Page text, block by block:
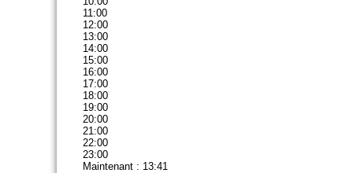
11:00
12:00
13:00
14:00
15:00
16:00
17:00
18:00
19:00
20:00
21:00
22:00
23:00
Maintenant : 13:41